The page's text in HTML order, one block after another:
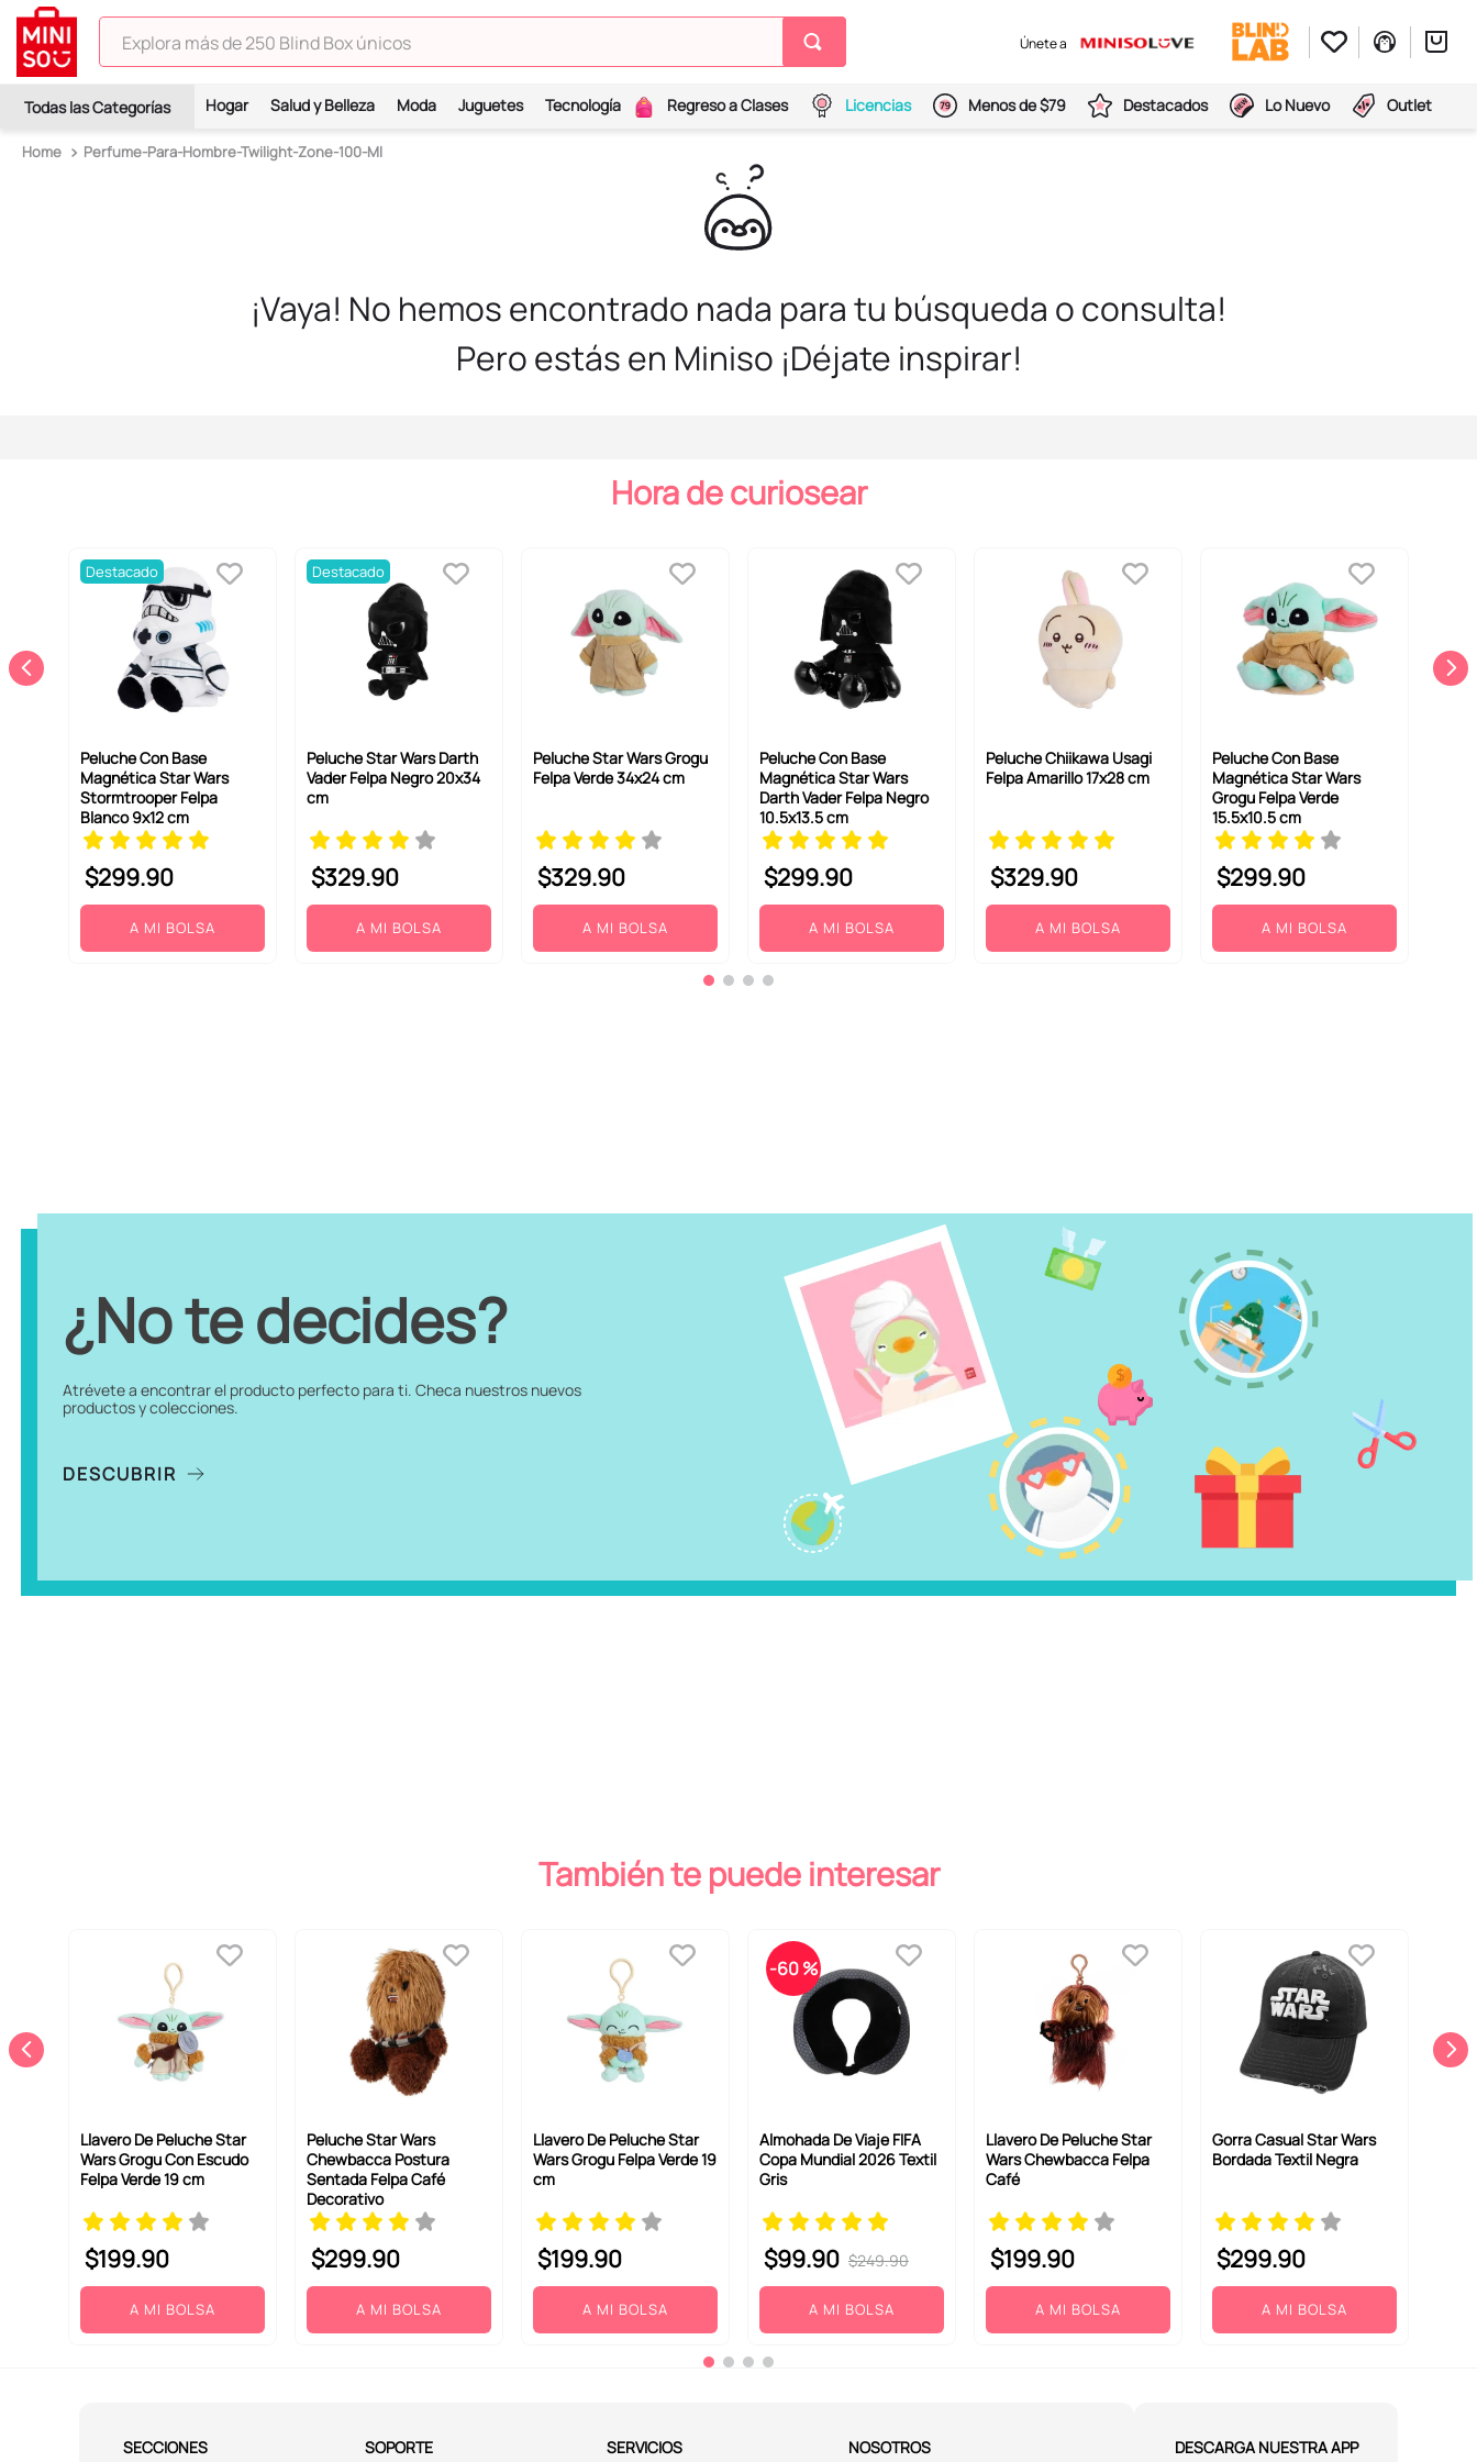
Explora más de 250 Blind Box únicos
Únete a
Hogar Salud y Belleza Moda Juguetes Tecnología Regreso a Clases Licencias Menos de $79 Destacados Lo Nuevo Outlet
Perfume-Para-Hombre-Twilight-Zone-100-Ml
¡Vaya! No hemos encontrado nada para tu búsqueda o consulta!
Pero estás en Miniso ¡Déjate inspirar!
Hora de curiosear
Destacado
Peluche Con Base
Magnética Star Wars
Stormtrooper Felpa
Blanco 9x12 cm
$299.90
A MI BOLSA
Destacado
Peluche Star Wars Darth
Vader Felpa Negro 20x34
cm
$329.90
A MI BOLSA
Peluche Star Wars Grogu
Felpa Verde 34x24 cm
$329.90
A MI BOLSA
Peluche Con Base
Magnética Star Wars
Darth Vader Felpa Negro
10.5x13.5 cm
$299.90
A MI BOLSA
Peluche Chiikawa Usagi
Felpa Amarillo 17x28 cm
$329.90
A MI BOLSA
Peluche Con Base
Magnética Star Wars
Grogu Felpa Verde
15.5x10.5 cm
$299.90
A MI BOLSA
¿No te decides?
Atrévete a encontrar el producto perfecto para ti. Checa nuestros nuevos
productos y colecciones.
DESCUBRIR
También te puede interesar
Llavero De Peluche Star
Wars Grogu Con Escudo
Felpa Verde 19 cm
$199.90
A MI BOLSA
Peluche Star Wars
Chewbacca Postura
Sentada Felpa Café
Decorativo
$299.90
A MI BOLSA
Llavero De Peluche Star
Wars Grogu Felpa Verde 19
cm
$199.90
A MI BOLSA
-60 %
Almohada De Viaje FIFA
Copa Mundial 2026 Textil
Gris
$249.90
$99.90
A MI BOLSA
Llavero De Peluche Star
Wars Chewbacca Felpa
Café
$199.90
A MI BOLSA
Gorra Casual Star Wars
Bordada Textil Negra
$299.90
A MI BOLSA
SECCIONES SOPORTE SERVICIOS NOSOTROS DESCARGA NUESTRA APP
TÉRMINOS MÁS BUSCADOS
2
spiderman
pokemon